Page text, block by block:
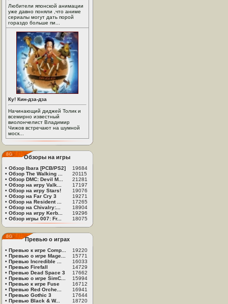
Любители японской анимации
уже давно поняли ,что аниме
сериалы могут дать порой
гораздо больше пи...
Ку! Кин-дза-дза
Начинающий диджей Толик и
всемирно известный
виолончелист Владимир
Чижов встречают на шумной
моск...
Обзоры на игры
• Обзор Ibara [PCB/PS2]
19684
• Обзор The Walking ...
20115
• Обзор DMC: Devil M...
21281
• Обзор на игру Valk...
17197
• Обзор на игру Stars!
19076
• Обзор на Far Cry 3
19271
• Обзор на Resident ...
17265
• Обзор на Chivalry:...
18904
• Обзор на игру Kerb...
19296
• Обзор игры 007: Fr... 18075
Превью о играх
• Превью к игре Comp...
19220
• Превью о игре Mage...
15771
• Превью Incredible ...
16033
• Превью Firefall
14729
• Превью Dead Space 3
17662
• Превью о игре SimC...
15994
• Превью к игре Fuse
16712
• Превью Red Orche...
16941
• Превью Gothic 3
17644
• Превью Black & W... 18720